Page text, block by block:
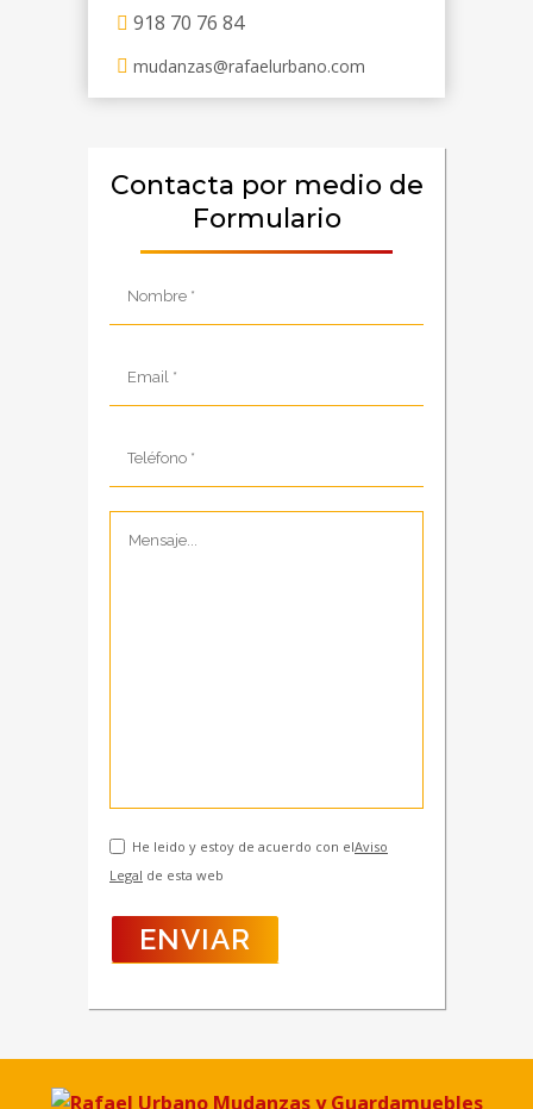
918 70 76 84
mudanzas@rafaelurbano.com
Contacta por medio de
Formulario
He leido y estoy de acuerdo con elAviso
Legal de esta web